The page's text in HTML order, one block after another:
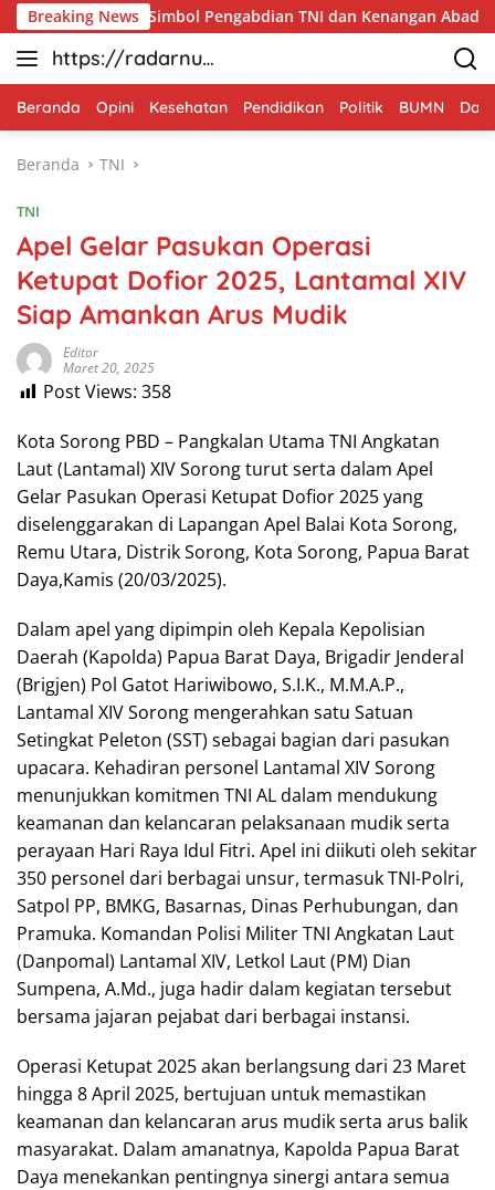
Langsung
ke
konten
Breaking News
Menjadi Simbol Pengabdian TNI dan Kenangan Abadi untuk
https://radarnus
antara.net
Beranda Opini Kesehatan Pendidikan Politik BUMN
Beranda TNI
TNI
Apel Gelar Pasukan Operasi
Ketupat Dofior 2025, Lantamal XIV
Siap Amankan Arus Mudik
Editor
Maret 20, 2025
Post Views: 358
Kota Sorong PBD – Pangkalan Utama TNI Angkatan
Laut (Lantamal) XIV Sorong turut serta dalam Apel
Gelar Pasukan Operasi Ketupat Dofior 2025 yang
diselenggarakan di Lapangan Apel Balai Kota Sorong,
Remu Utara, Distrik Sorong, Kota Sorong, Papua Barat
Daya,Kamis (20/03/2025).
Dalam apel yang dipimpin oleh Kepala Kepolisian
Daerah (Kapolda) Papua Barat Daya, Brigadir Jenderal
(Brigjen) Pol Gatot Hariwibowo, S.I.K., M.M.A.P.,
Lantamal XIV Sorong mengerahkan satu Satuan
Setingkat Peleton (SST) sebagai bagian dari pasukan
upacara. Kehadiran personel Lantamal XIV Sorong
menunjukkan komitmen TNI AL dalam mendukung
keamanan dan kelancaran pelaksanaan mudik serta
perayaan Hari Raya Idul Fitri. Apel ini diikuti oleh sekitar
350 personel dari berbagai unsur, termasuk TNI-Polri,
Satpol PP, BMKG, Basarnas, Dinas Perhubungan, dan
Pramuka. Komandan Polisi Militer TNI Angkatan Laut
(Danpomal) Lantamal XIV, Letkol Laut (PM) Dian
Sumpena, A.Md., juga hadir dalam kegiatan tersebut
bersama jajaran pejabat dari berbagai instansi.
Operasi Ketupat 2025 akan berlangsung dari 23 Maret
hingga 8 April 2025, bertujuan untuk memastikan
keamanan dan kelancaran arus mudik serta arus balik
masyarakat. Dalam amanatnya, Kapolda Papua Barat
Daya menekankan pentingnya sinergi antara semua